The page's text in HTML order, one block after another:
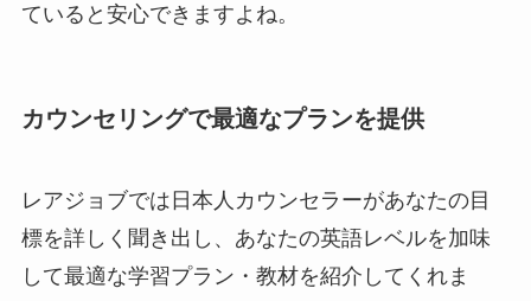
ていると安心できますよね。
カウンセリングで最適なプランを提供
レアジョブでは日本人カウンセラーがあなたの目
標を詳しく聞き出し、あなたの英語レベルを加味
して最適な学習プラン・教材を紹介してくれま